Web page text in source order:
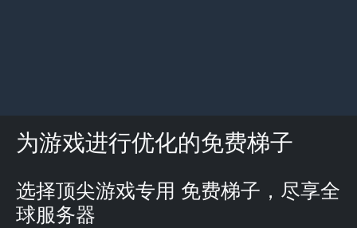
为游戏进行优化的免费梯子
描述
选择顶尖游戏专用 免费梯子，尽享全
球服务器